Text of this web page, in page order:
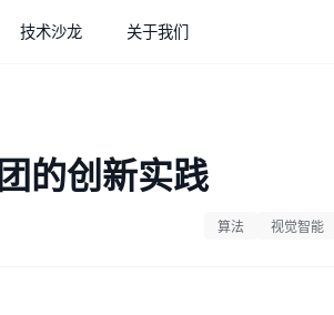
技术沙龙 关于我们
的创新实践
算法 视觉智能